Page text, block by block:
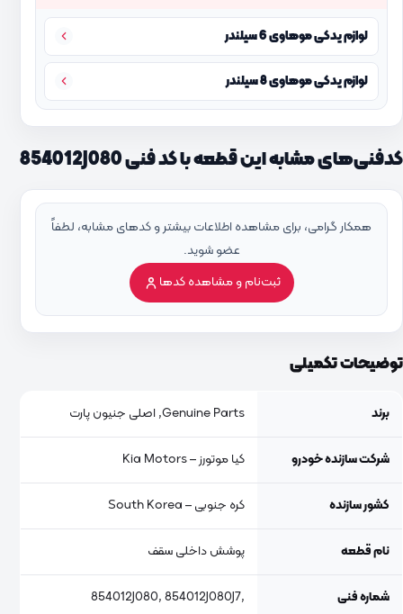
لوازم یدکی موهاوی 6 سیلندر
لوازم یدکی موهاوی 8 سیلندر
کدفنی‌های مشابه این قطعه با کد فنی 854012J080
همکار گرامی، برای مشاهده اطلاعات بیشتر و کدهای مشابه، لطفاً
عضو شوید.
ثبت‌نام و مشاهده کدها
توضیحات تکمیلی
برند Genuine Parts, اصلی جنیون پارت
شرکت سازنده خودرو کیا موتورز – Kia Motors
کشور سازنده کره جنوبی – South Korea
نام قطعه پوشش داخلی سقف
شماره فنی
854012J080, 854012J080J7,